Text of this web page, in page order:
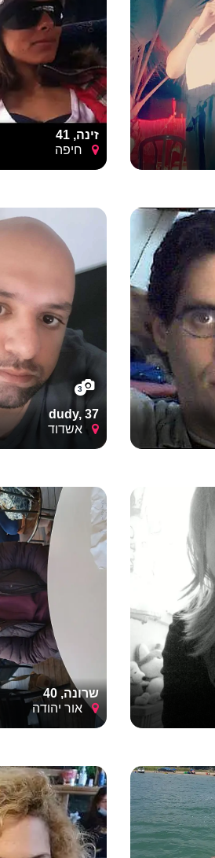
זינה, 41
חיפה
3
dudy, 37
אשדוד
שרונה, 40
אור יהודה